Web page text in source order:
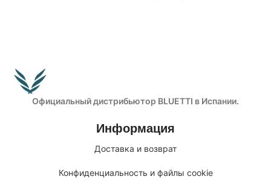
Alertas de clima extremo en
tiempo real a través de la app
de BLUETTI
con conmutación instantánea
de 20 ms del SAI
Ultrabajo consumo propio, 2 a
3 veces más eficiente que la
competencia
Recarga del 0 al 80 % en
тихий/экономичный
Официальный дистрибьютор BLUETTI в Испании.
Информация
Доставка и возврат
Конфиденциальность и файлы cookie